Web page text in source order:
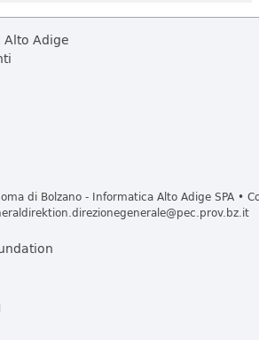
Adige
di Bolzano - Informatica Alto Adige SPA •